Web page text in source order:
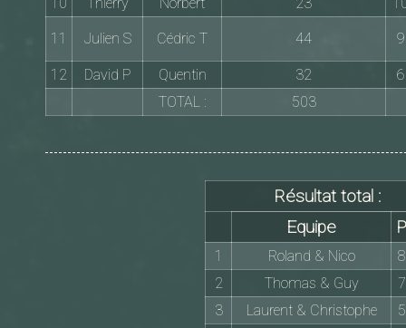
11 Julien S Cédric T 44
12 David P Quentin 32
TOTAL :
503
Résultat total :
Equipe
1 Roland & Nico
2
Thomas & Guy
3
Laurent & Christophe